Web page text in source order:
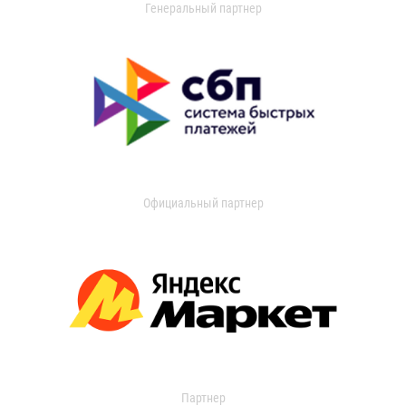
Генеральный партнер
Официальный партнер
Партнер